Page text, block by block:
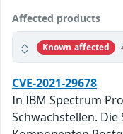
Affected products
Known affected
CVE-2021-29678
In IBM Spectrum
Schwachstellen.